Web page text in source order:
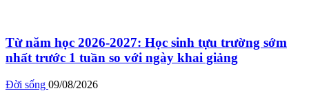
Từ năm học 2026-2027: Học sinh tựu trường sớm
nhất trước 1 tuần so với ngày khai giảng
Đời sống 09/08/2026